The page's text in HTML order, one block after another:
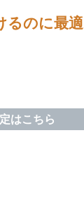
るのに最適
はこちら